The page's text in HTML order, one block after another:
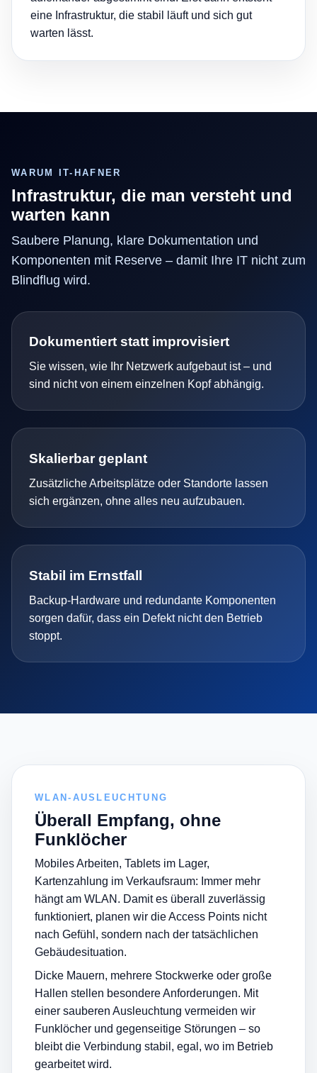
eine Infrastruktur, die stabil läuft und sich gut
warten lässt.
WARUM IT-HAFNER
Infrastruktur, die man versteht und
warten kann
Saubere Planung, klare Dokumentation und
Komponenten mit Reserve – damit Ihre IT nicht zum
Blindflug wird.
Dokumentiert statt improvisiert
Sie wissen, wie Ihr Netzwerk aufgebaut ist – und
sind nicht von einem einzelnen Kopf abhängig.
Skalierbar geplant
Zusätzliche Arbeitsplätze oder Standorte lassen
sich ergänzen, ohne alles neu aufzubauen.
Stabil im Ernstfall
Backup-Hardware und redundante Komponenten
sorgen dafür, dass ein Defekt nicht den Betrieb
stoppt.
WLAN-AUSLEUCHTUNG
Überall Empfang, ohne
Funklöcher
Mobiles Arbeiten, Tablets im Lager,
Kartenzahlung im Verkaufsraum: Immer mehr
hängt am WLAN. Damit es überall zuverlässig
funktioniert, planen wir die Access Points nicht
nach Gefühl, sondern nach der tatsächlichen
Gebäudesituation.
Dicke Mauern, mehrere Stockwerke oder große
Hallen stellen besondere Anforderungen. Mit
einer sauberen Ausleuchtung vermeiden wir
Funklöcher und gegenseitige Störungen – so
bleibt die Verbindung stabil, egal, wo im Betrieb
gearbeitet wird.